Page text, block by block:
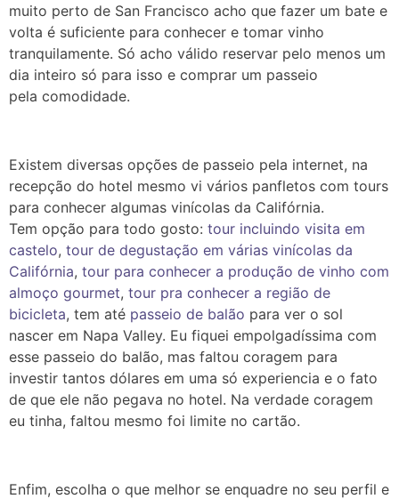
muito perto de San Francisco acho que fazer um bate e
volta é suficiente para conhecer e tomar vinho
tranquilamente. Só acho válido reservar pelo menos um
dia inteiro só para isso e comprar um passeio
pela comodidade.
Existem diversas opções de passeio pela internet, na
recepção do hotel mesmo vi vários panfletos com tours
para conhecer algumas vinícolas da Califórnia.
Tem opção para todo gosto: tour incluindo visita em
castelo, tour de degustação em várias vinícolas da
Califórnia, tour para conhecer a produção de vinho com
almoço gourmet, tour pra conhecer a região de
bicicleta, tem até passeio de balão para ver o sol
nascer em Napa Valley. Eu fiquei empolgadíssima com
esse passeio do balão, mas faltou coragem para
investir tantos dólares em uma só experiencia e o fato
de que ele não pegava no hotel. Na verdade coragem
eu tinha, faltou mesmo foi limite no cartão.
Enfim, escolha o que melhor se enquadre no seu perfil e